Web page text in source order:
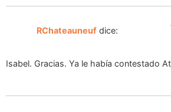
RChateauneuf dice:
Isabel. Gracias. Ya le había contestado